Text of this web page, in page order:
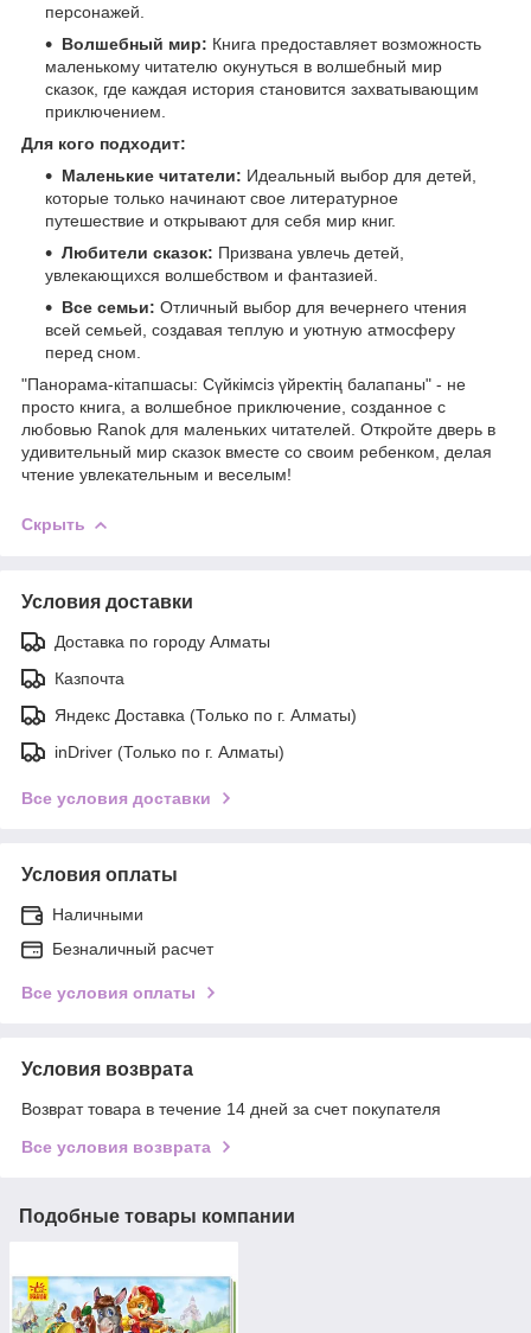
персонажей.
Волшебный мир: Книга предоставляет возможность
маленькому читателю окунуться в волшебный мир
сказок, где каждая история становится захватывающим
приключением.
Для кого подходит:
Маленькие читатели: Идеальный выбор для детей,
которые только начинают свое литературное
путешествие и открывают для себя мир книг.
Любители сказок: Призвана увлечь детей,
увлекающихся волшебством и фантазией.
Все семьи: Отличный выбор для вечернего чтения
всей семьей, создавая теплую и уютную атмосферу
перед сном.
"Панорама-кітапшасы: Сүйкімсіз үйректің балапаны" - не
просто книга, а волшебное приключение, созданное с
любовью Ranok для маленьких читателей. Откройте дверь в
удивительный мир сказок вместе со своим ребенком, делая
чтение увлекательным и веселым!
Скрыть
Условия доставки
Доставка по городу Алматы
Казпочта
Яндекс Доставка (Только по г. Алматы)
inDriver (Только по г. Алматы)
Все условия доставки
Условия оплаты
Наличными
Безналичный расчет
Все условия оплаты
Условия возврата
Возврат товара в течение 14 дней за счет покупателя
Все условия возврата
Подобные товары компании